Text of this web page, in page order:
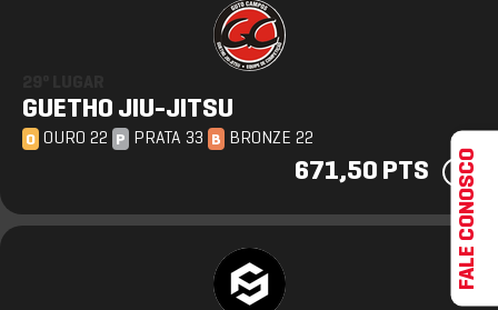
GUETHO JIU-JITSU
O OURO 22 P PRATA 33 B BRONZE 22
671,50 PTS FALE CONOSCO